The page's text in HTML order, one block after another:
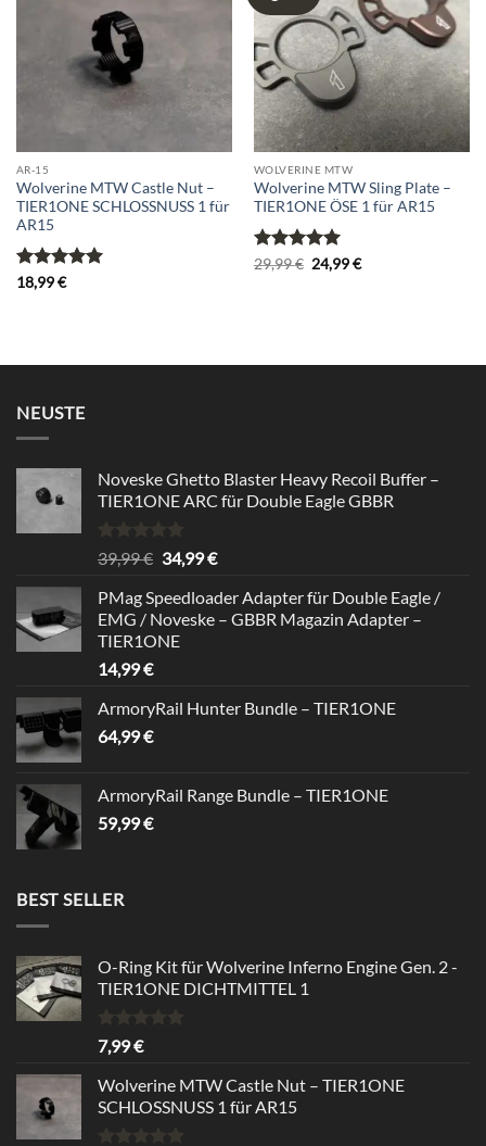
AR-15
Wolverine MTW Castle Nut –
TIER1ONE SCHLOSSNUSS 1 für
AR15
Bewertet
18,99€
wishlist
WOLVERINE MTW
Wolverine MTW Sling Plate –
TIER1ONE ÖSE 1 für AR15
Bewertet
29,99€ Ursprünglicher
Preis
24,99€Aktueller
NEUSTE
Noveske Ghetto Blaster Heavy Recoil Buffer –
TIER1ONE ARC für Double Eagle GBBR
Bewertet
mit
von 5
39,99€ Ursprünglicher
war:
39,99 €
34,99€Aktueller
ist:
34,99 €.
PMag Speedloader Adapter für Double Eagle /
EMG / Noveske – GBBR Magazin Adapter –
TIER1ONE
14,99€
ArmoryRail Hunter Bundle – TIER1ONE
64,99€
ArmoryRail Range Bundle – TIER1ONE
59,99€
BEST SELLER
O-Ring Kit für Wolverine Inferno Engine Gen. 2 -
TIER1ONE DICHTMITTEL 1
Bewertet
mit
von 5
7,99€
Wolverine MTW Castle Nut – TIER1ONE
SCHLOSSNUSS 1 für AR15